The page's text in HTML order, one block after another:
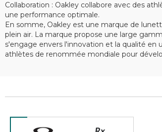
Collaboration : Oakley collabore avec des
une performance optimale.
En somme, Oakley est une marque de
plein air. La marque propose une large
s'engage envers l'innovation et la qualité
athlètes de renommée mondiale pour